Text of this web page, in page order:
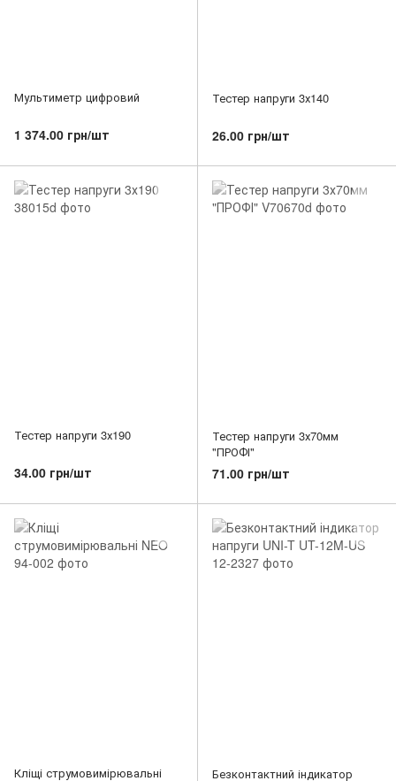
Мультиметр цифровий
1 374.00 грн/шт
Тестер напруги 3х140
26.00 грн/шт
Тестер напруги 3х190
34.00 грн/шт
Тестер напруги 3х70мм
"ПРОФІ"
71.00 грн/шт
Кліщі струмовимірювальні
Безконтактний індикатор